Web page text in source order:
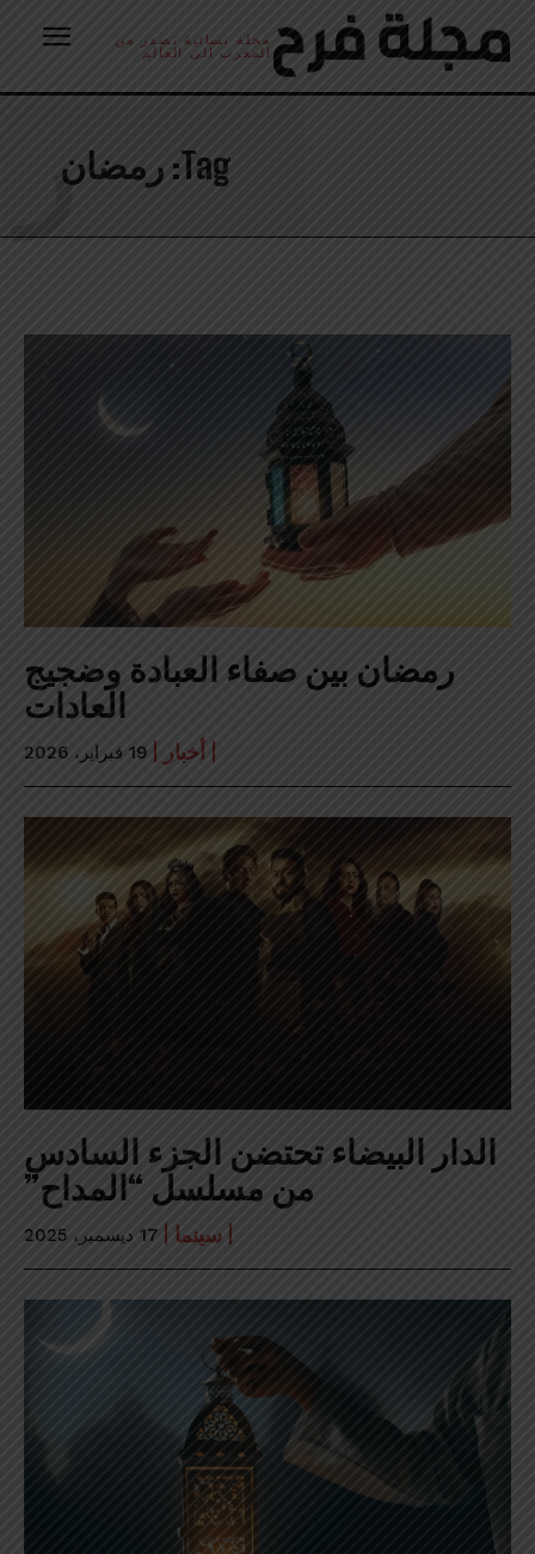
مجلة نسائية تصدر من
المغرب الى العالم
Tag: رمضان
ر
رمضان بين صفاء العبادة وضجيج
العادات
أخبار 19 فبراير، 2026
الدار البيضاء تحتضن الجزء السادس
من مسلسل “المداح”
سينما 17 ديسمبر، 2025